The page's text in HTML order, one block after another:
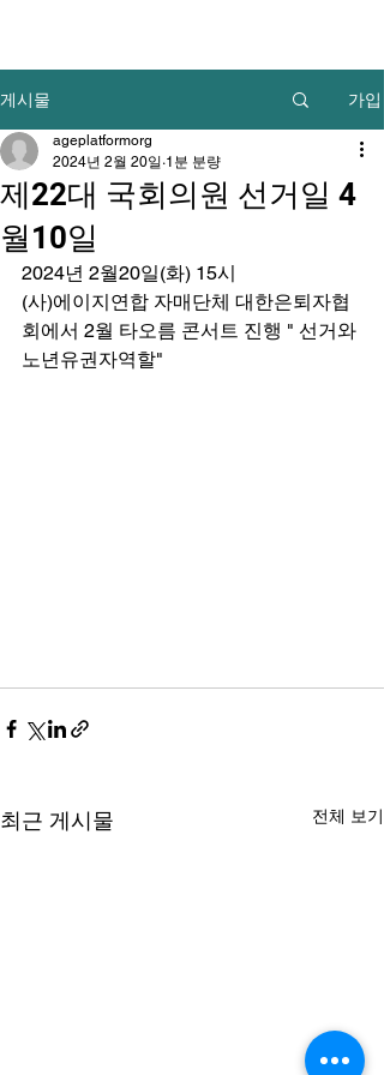
게시물 가입
제22대 국회의원 선거일 4
월10일
ageplatformorg
2024년 2월 20일 1분 분량
2024년 2월20일(화) 15시
(사)에이지연합 자매단체 대한은퇴자협
회에서 2월 타오름 콘서트 진행 " 선거와
노년유권자역할"
최근 게시물 전체 보기